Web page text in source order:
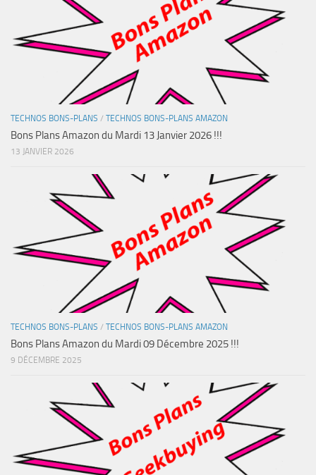
TECHNOS BONS-PLANS / TECHNOS BONS-PLANS AMAZON
Bons Plans Amazon du Mardi 13 Janvier 2026 !!!
13 JANVIER 2026
TECHNOS BONS-PLANS / TECHNOS BONS-PLANS AMAZON
Bons Plans Amazon du Mardi 09 Décembre 2025 !!!
9 DÉCEMBRE 2025